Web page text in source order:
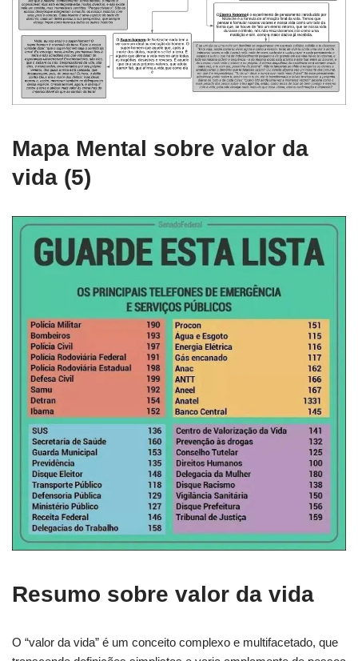
Mapa Mental sobre valor da
vida (5)
Resumo sobre valor da vida
O “valor da vida” é um conceito complexo e multifacetado, que